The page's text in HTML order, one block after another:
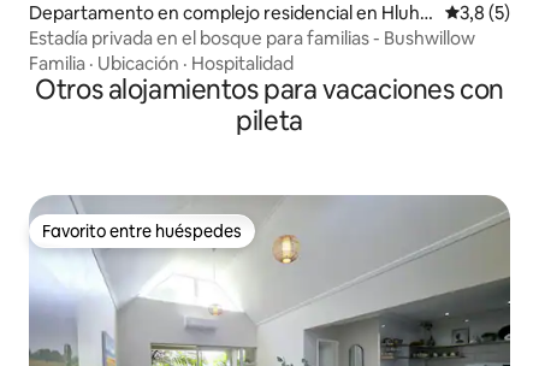
Departamento en complejo residencial en Hluhlu
we
3,8 (5)
Estadía privada en el bosque para familias - Bushwillow
Familia · Ubicación · Hospitalidad
Otros alojamientos para vacaciones con
pileta
Favorito entre huéspedes
Favorito entre huéspedes